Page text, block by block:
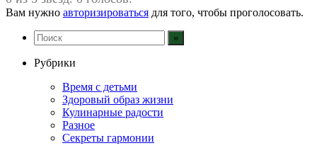
Вам нужно авторизироваться для того, чтобы проголосовать.
Рубрики
Время с детьми
Здоровый образ жизни
Кулинарные радости
Разное
Секреты гармонии